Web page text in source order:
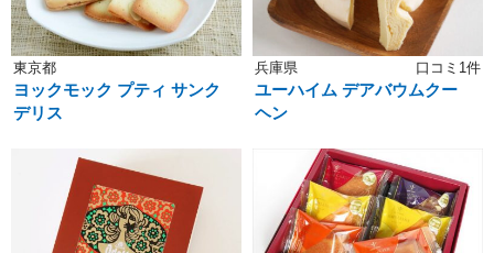
東京都
ヨックモック プティ サンク
デリス
兵庫県 口コミ1件
ユーハイム デアバウムクー
ヘン